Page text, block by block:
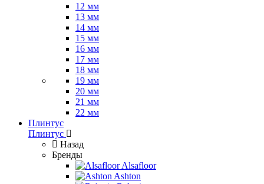
12 мм
13 мм
14 мм
15 мм
16 мм
17 мм
18 мм
19 мм
20 мм
21 мм
22 мм
Плинтус
Плинтус
Назад
Бренды
Alsafloor
Ashton